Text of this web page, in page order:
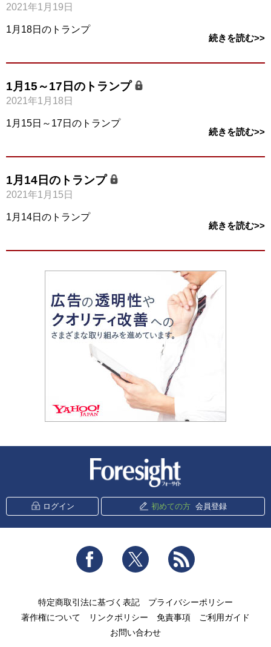
2021年1月19日
1月18日のトランプ
続きを読む>>
1月15～17日のトランプ
2021年1月18日
1月15日～17日のトランプ
続きを読む>>
1月14日のトランプ
2021年1月15日
1月14日のトランプ
続きを読む>>
ログイン 初めての方 会員登録
Facebook Twitter
特定商取引法に基づく表記
プライバシーポリシー
著作権について
リンクポリシー 免責事項
ご利用ガイド
お問い合わせ